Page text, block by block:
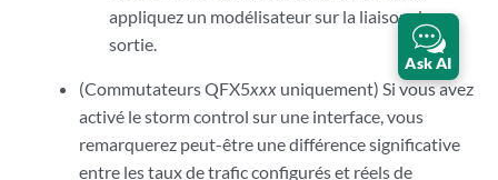
appliquez un modélisateur sur la liaison de
sortie.
(Commutateurs QFX5xxxuniquement) Si vous avez
activé le storm control sur une interface, vous
remarquerez peut-être une différence significative
entre les taux de trafic configurés et réels de
Ask AI